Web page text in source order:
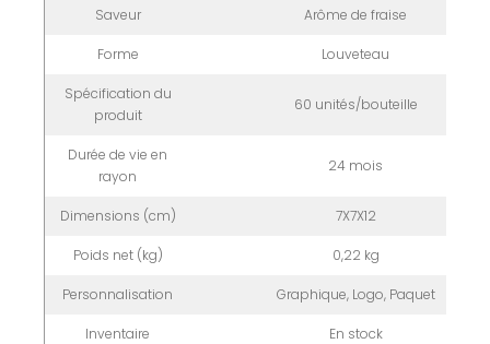
Saveur Arôme de fraise
Forme Louveteau
Spécification du
produit
60 unités/bouteille
Durée de vie en
rayon
24 mois
Dimensions (cm) 7X7X12
Poids net (kg) 0,22 kg
Personnalisation Graphique, Logo, Paquet
Inventaire En stock